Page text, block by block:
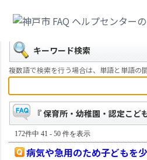
戻る
キーワード検索
複数語で検索を行う場合は、単語と単語の
『 保育所・幼稚園・認定こど
172件中 41 - 50 件を表示
病気や急用のため子どもを